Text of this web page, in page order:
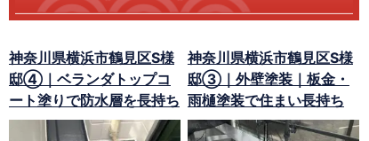
神奈川県横浜市鶴見区S様
邸④｜ベランダトップコ
ート塗りで防水層を長持ち
神奈川県横浜市鶴見区S様
邸③｜外壁塗装｜板金・
雨樋塗装で住まい長持ち